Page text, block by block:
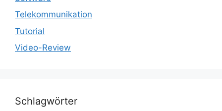
Telekommunikation
Tutorial
Video-Review
Schlagwörter